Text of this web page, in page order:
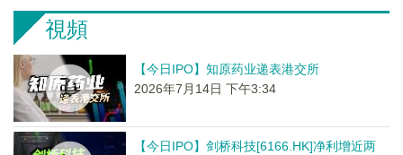
視頻
【今日IPO】知原药业递表港交所
2026年7月14日 下午3:34
【今日IPO】剑桥科技[6166.HK]净利增近两